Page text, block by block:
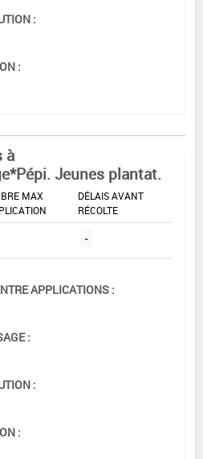
:
:
à
Jeunes plantat.
MAX
DÉLAIS AVANT
RÉCOLTE
-
APPLICATIONS :
:
:
: